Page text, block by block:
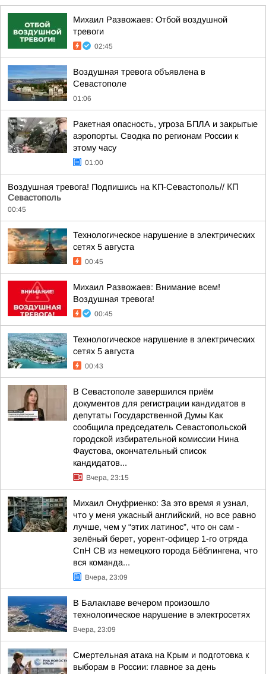
Михаил Развожаев: Отбой воздушной
тревоги
02:45
Воздушная тревога объявлена в
Севастополе
01:06
Ракетная опасность, угроза БПЛА и закрытые
аэропорты. Сводка по регионам России к
этому часу
01:00
Воздушная тревога! Подпишись на КП-Севастополь// КП
Севастополь
00:45
Технологическое нарушение в электрических
сетях 5 августа
00:45
Михаил Развожаев: Внимание всем!
Воздушная тревога!
00:45
Технологическое нарушение в электрических
сетях 5 августа
00:43
В Севастополе завершился приём
документов для регистрации кандидатов в
депутаты Государственной Думы Как
сообщила председатель Севастопольской
городской избирательной комиссии Нина
Фаустова, окончательный список
кандидатов...
Вчера, 23:15
Михаил Онуфриенко: За это время я узнал,
что у меня ужасный английский, но все равно
лучше, чем у “этих латинос”, что он сам -
зелёный берет, уорент-офицер 1-го отряда
СпН СВ из немецкого города Бёблингена, что
вся команда...
Вчера, 23:09
В Балаклаве вечером произошло
технологическое нарушение в электросетях
Вчера, 23:09
Смертельная атака на Крым и подготовка к
выборам в России: главное за день